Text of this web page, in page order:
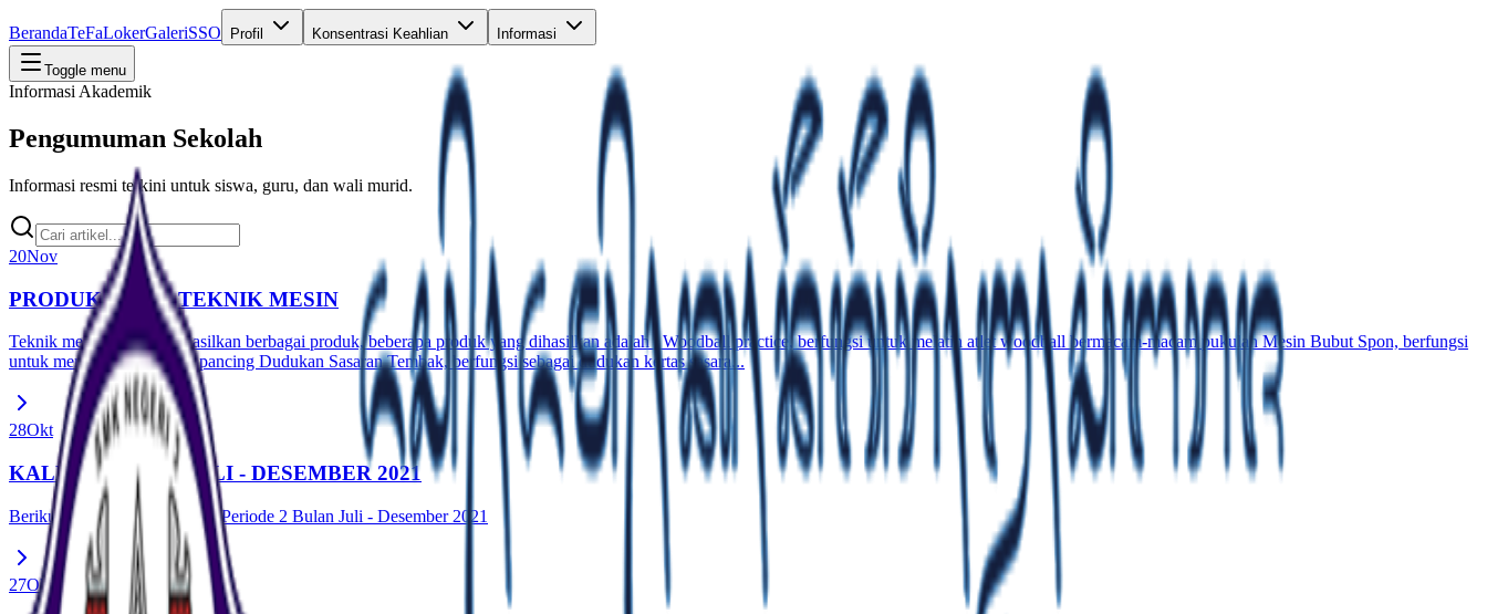
BerandaTeFaLokerGaleriSSO Profil Konsentrasi Keahlian Informasi
Toggle menu
Informasi Akademik
Pengumuman Sekolah
Informasi resmi terkini untuk siswa, guru, dan wali murid.
20Nov
PRODUK HASIL TEKNIK MESIN
Teknik mesin telah menghasilkan berbagai produk, beberapa produk yang dihasilkan adalah : Woodball practice, berfungsi untuk melatih atlet woodball bermacam-macam pukulan Mesin Bubut Spon, berfungsi
untuk membuat spon joran pancing Dudukan Sasaran Tembak, berfungsi sebagai dudukan kertas sasara...
28Okt
KALENDER PKL JULI - DESEMBER 2021
Berikut adalah Kalender PKL Periode 2 Bulan Juli - Desember 2021
27Okt